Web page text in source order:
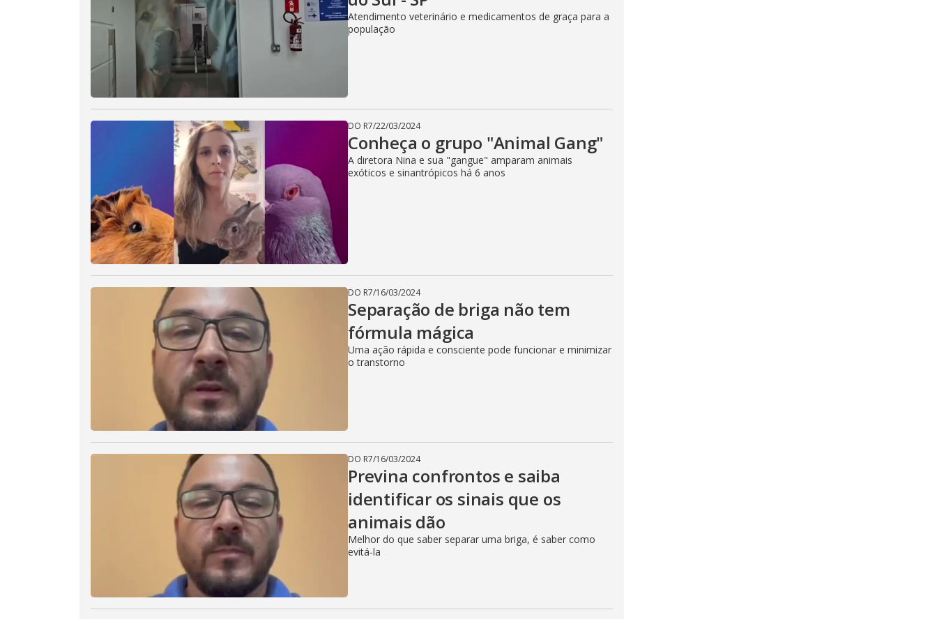
d
e
o
Atendimento veterinário e medicamentos de graça para a
população
DO R7/22/03/2024
Conheça o grupo "Animal Gang"
A diretora Nina e sua "gangue" amparam animais
exóticos e sinantrópicos há 6 anos
DO R7/16/03/2024
Separação de briga não tem
fórmula mágica
Uma ação rápida e consciente pode funcionar e minimizar
o transtorno
DO R7/16/03/2024
Previna confrontos e saiba
identificar os sinais que os
animais dão
Melhor do que saber separar uma briga, é saber como
evitá-la